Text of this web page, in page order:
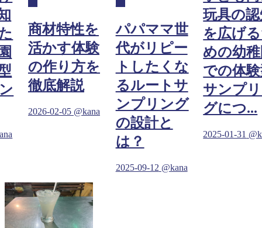
商材特性を
活かす体験
の作り方を
徹底解説
2026-02-05 @kana
パパママ世
代がリピー
トしたくな
るルートサ
ンプリング
の設計と
は？
2025-09-12 @kana
玩具の
を広げ
めの幼
での体
サンプ
グにつ...
2025-01-31